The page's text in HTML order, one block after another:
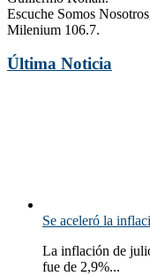
Escuche Somos
Milenium 106.7.
Última Noticia
Se aceleró la
La inflación de
fue de 2,9%...